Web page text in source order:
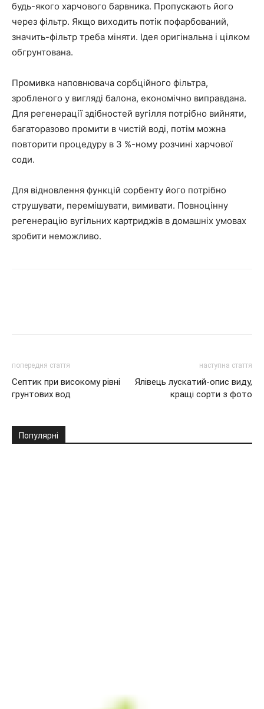
будь-якого харчового барвника. Пропускають його
через фільтр. Якщо виходить потік пофарбований,
значить-фільтр треба міняти. Ідея оригінальна і цілком
обгрунтована.
Промивка наповнювача сорбційного фільтра,
зробленого у вигляді балона, економічно виправдана.
Для регенерації здібностей вугілля потрібно вийняти,
багаторазово промити в чистій воді, потім можна
повторити процедуру в 3 %-ному розчині харчової
соди.
Для відновлення функцій сорбенту його потрібно
струшувати, перемішувати, вимивати. Повноцінну
регенерацію вугільних картриджів в домашніх умовах
зробити неможливо.
попередня стаття
Септик при високому рівні
грунтових вод
наступна стаття
Ялівець лускатий-опис виду,
кращі сорти з фото
Популярні